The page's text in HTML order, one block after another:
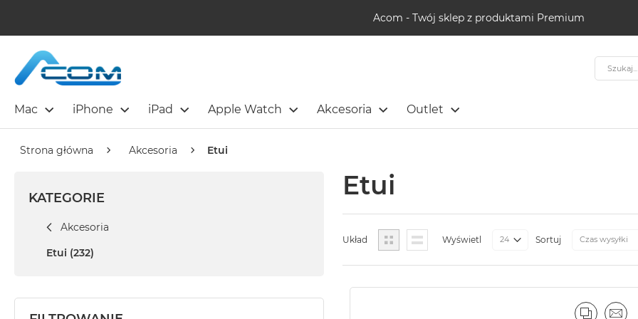
Acom - Twój sklep z produktami Premium
Mac iPhone iPad Apple Watch Akcesoria Outlet
Szukaj
Strona główna Akcesoria Etui
Etui
Układ SiatkaListaWyświetl Sortuj
KATEGORIE
Akcesoria
Etui (232)